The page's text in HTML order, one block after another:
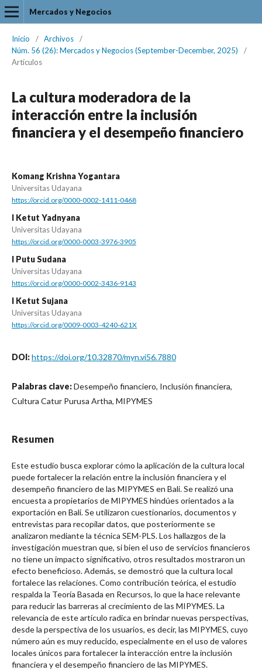
Mercados y Negocios
Inicio / Archivos
/
Núm. 56 (26): Mercados y Negocios (September-December, 2025)
/
Artículos
La cultura moderadora de la
interacción entre la inclusión
financiera y el desempeño financiero
Komang Krishna Yogantara
Universitas Udayana
https://orcid.org/0000-0002-1411-0468
I Ketut Yadnyana
Universitas Udayana
https://orcid.org/0000-0003-3976-3905
I Putu Sudana
Universitas Udayana
https://orcid.org/0000-0002-3436-9143
I Ketut Sujana
Universitas Udayana
https://orcid.org/0009-0003-4240-621X
DOI:https://doi.org/10.32870/myn.vi56.7880
Palabras clave:Desempeño financiero, Inclusión financiera,
Cultura Catur Purusa Artha, MIPYMES
Resumen
Este estudio busca explorar cómo la aplicación de la cultura local
puede fortalecer la relación entre la inclusión financiera y el
desempeño financiero de las MIPYMES en Bali. Se realizó una
encuesta a propietarios de MIPYMES hindúes orientados a la
exportación en Bali. Se utilizaron cuestionarios, documentos y
entrevistas para recopilar datos, que posteriormente se
analizaron mediante la técnica SEM-PLS. Los hallazgos de la
investigación muestran que, si bien el uso de servicios financieros
no tiene un impacto significativo, otros resultados mostraron un
efecto beneficioso. Además, se demostró que la cultura local
fortalece las relaciones. Como contribución teórica, el estudio
respalda la Teoría Basada en Recursos, lo que la hace relevante
para reducir las barreras al crecimiento de las MIPYMES. La
relevancia de este artículo radica en brindar nuevas perspectivas,
desde la perspectiva de los usuarios, es decir, las MIPYMES, cuyo
número aún es muy reducido, especialmente en el uso de valores
locales únicos para fortalecer la interacción entre la inclusión
financiera y el desempeño financiero de las MIPYMES.